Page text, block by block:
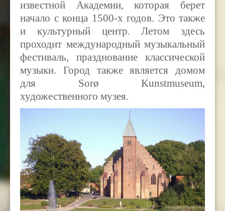
известной Академии, которая берет
начало с конца 1500-х годов. Это также
и культурный центр. Летом здесь
проходит международный музыкальный
фестиваль, празднование классической
музыки. Город также является домом
для Sorø Kunstmuseum,
художественного музея.